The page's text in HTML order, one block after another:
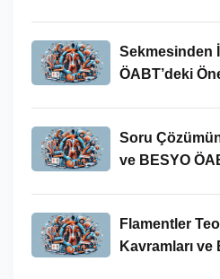
Sekmesinden
ÖABT’deki
Soru
ve BESYO
Flamentler
Kavramları